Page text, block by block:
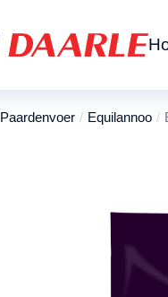
Paardenvoer Equilannoo